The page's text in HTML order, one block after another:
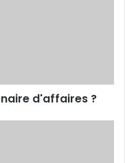
d'affaires ?